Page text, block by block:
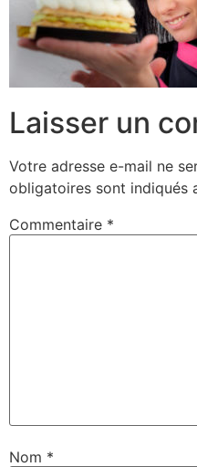
Laisser un
Votre adresse e-mail ne
obligatoires sont indiqués
Commentaire *
Nom *